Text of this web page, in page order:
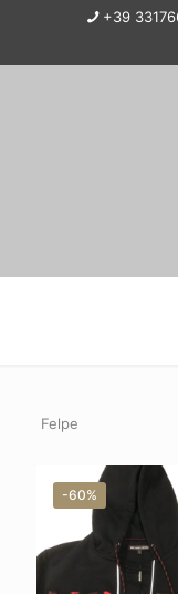
+39
Felpe
-60%